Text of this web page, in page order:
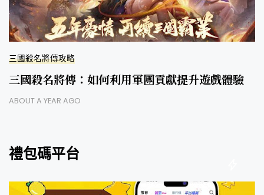
三國殺名將傳攻略
三國殺名將傳：如何利用軍團貢獻提升遊戲體驗
ABOUT A YEAR AGO
禮包碼平台